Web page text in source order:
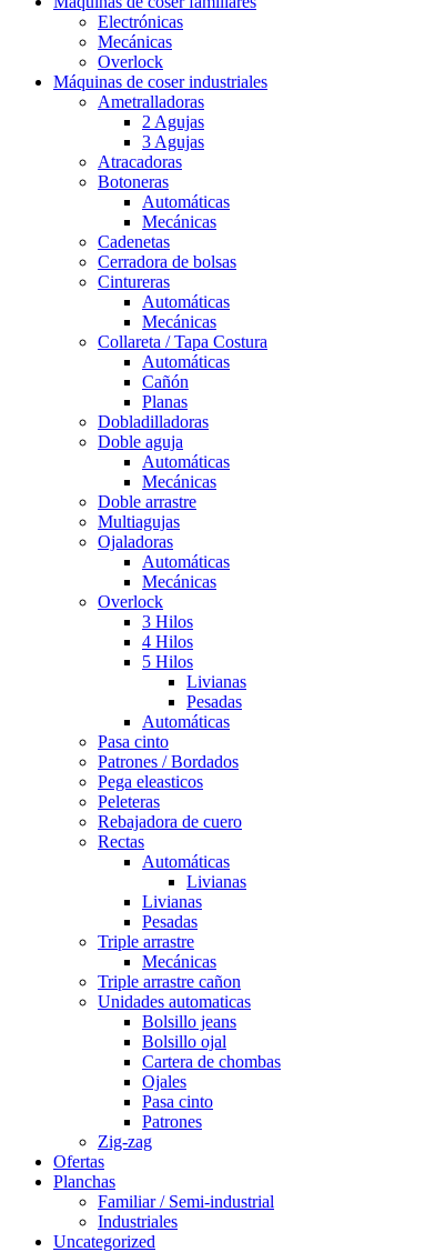
Electrónicas
Mecánicas
Overlock
Máquinas de coser industriales
Ametralladoras
2 Agujas
3 Agujas
Atracadoras
Botoneras
Automáticas
Mecánicas
Cadenetas
Cerradora de bolsas
Cintureras
Automáticas
Mecánicas
Collareta / Tapa Costura
Automáticas
Cañón
Planas
Dobladilladoras
Doble aguja
Automáticas
Mecánicas
Doble arrastre
Multiagujas
Ojaladoras
Automáticas
Mecánicas
Overlock
3 Hilos
4 Hilos
5 Hilos
Livianas
Pesadas
Automáticas
Pasa cinto
Patrones / Bordados
Pega eleasticos
Peleteras
Rebajadora de cuero
Rectas
Automáticas
Livianas
Livianas
Pesadas
Triple arrastre
Mecánicas
Triple arrastre cañon
Unidades automaticas
Bolsillo jeans
Bolsillo ojal
Cartera de chombas
Ojales
Pasa cinto
Patrones
Zig-zag
Ofertas
Planchas
Familiar / Semi-industrial
Industriales
Uncategorized